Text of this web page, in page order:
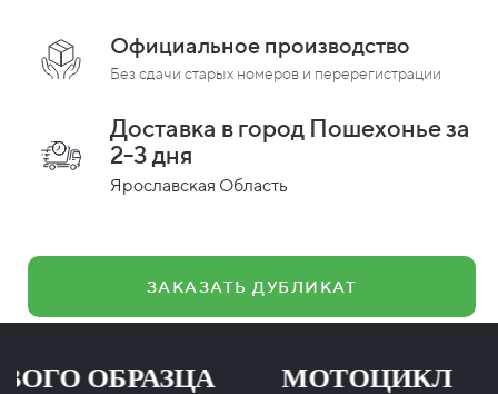
Официальное производство
Без сдачи старых номеров и перерегистрации
Доставка в город Пошехонье за
2-3 дня
Ярославская Область
ЗАКАЗАТЬ ДУБЛИКАТ
ОБРАЗЦА МОТОЦИКЛ